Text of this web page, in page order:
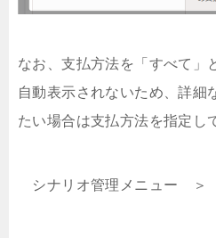
なお、支払方法を「すべて」
自動表示されないため、詳細
たい場合は支払方法を指定し
シナリオ管理メニュー ＞